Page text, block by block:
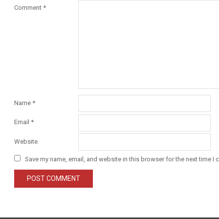
Comment *
Name *
Email *
Website
Save my name, email, and website in this browser for the next time I